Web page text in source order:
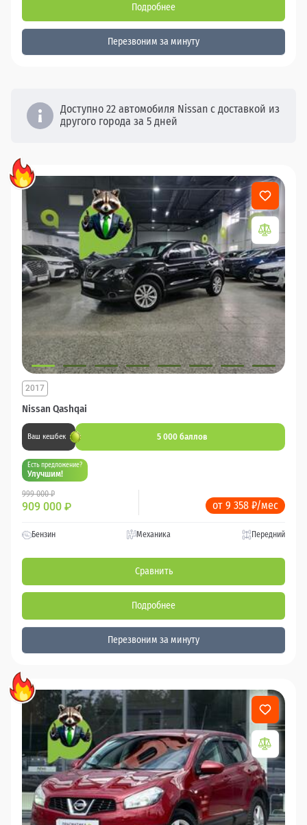
Подробнее
Перезвоним за минуту
Доступно 22 автомобиля Nissan с доставкой из
другого города за 5 дней
Nissan Qashqai
2017
Ваш кешбек 5 000 баллов
Есть предложение?
Улучшим!
999 000 ₽
909 000 ₽ от 9 358 ₽/мес
Бензин Механика Передний
Сравнить
Подробнее
Перезвоним за минуту